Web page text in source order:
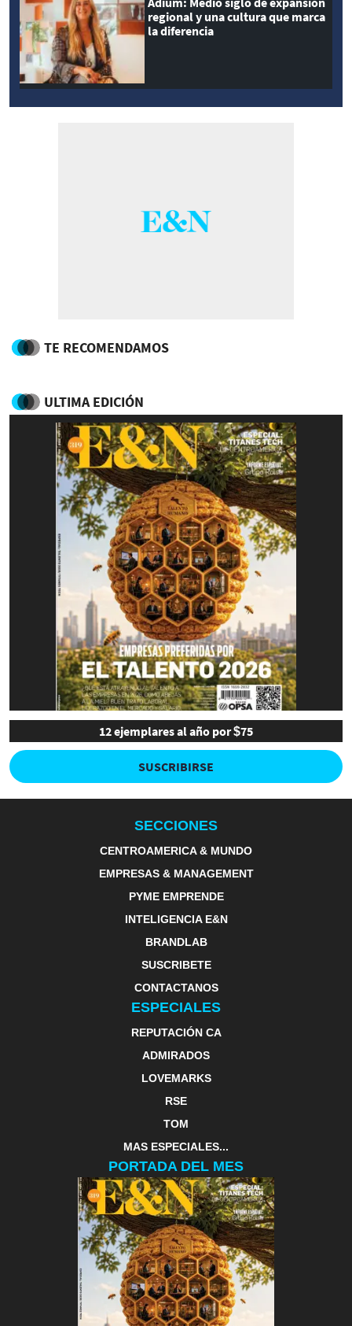
regional y una cultura que marca
la diferencia
TE RECOMENDAMOS
ULTIMA EDICIÓN
12 ejemplares al año por $75
SUSCRIBIRSE
SECCIONES
CENTROAMERICA & MUNDO
EMPRESAS & MANAGEMENT
PYME EMPRENDE
INTELIGENCIA E&N
BRANDLAB
SUSCRIBETE
CONTACTANOS
ESPECIALES
REPUTACIÓN CA
ADMIRADOS
LOVEMARKS
RSE
TOM
MAS ESPECIALES...
PORTADA DEL MES